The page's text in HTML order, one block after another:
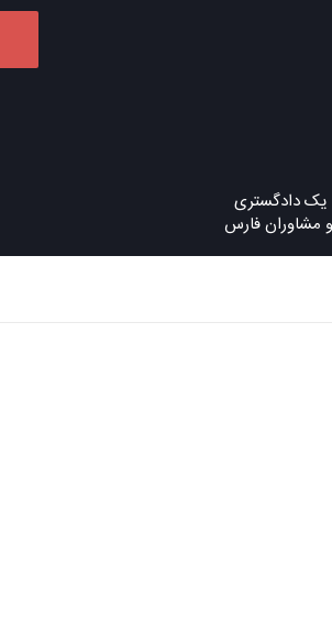
یک دادگستری
و مشاوران فارس